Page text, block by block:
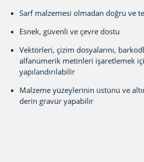
Sarf malzemesi olmadan doğru ve
Esnek, güvenli ve çevre dostu
Vektörleri, çizim dosyalarını,
alfanümerik metinleri işaretlemek
yapılandırılabilir
Malzeme yüzeylerinin üstünü ve
derin gravür yapabilir